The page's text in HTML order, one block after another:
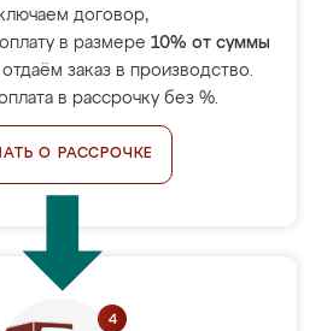
договор,
в размере 10% от суммы
заказ в производство.
в рассрочку без %.
О РАССРОЧКЕ